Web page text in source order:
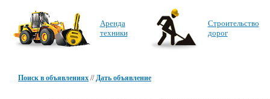
Аренда
техники
Строительство
дорог
Поиск в объявлениях //Дать объявление